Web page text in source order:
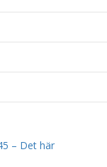
– Det här